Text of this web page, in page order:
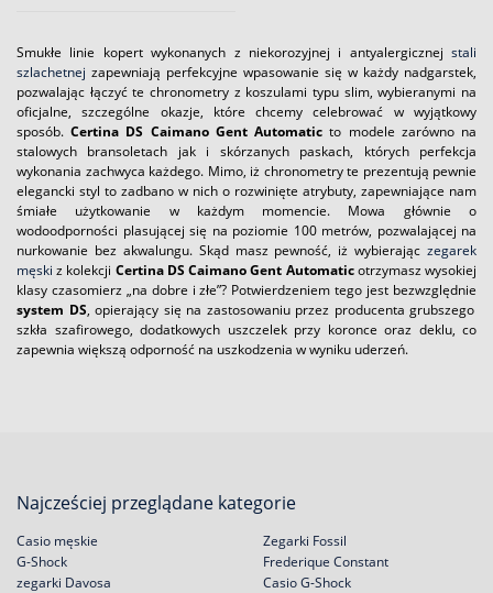
Smukłe linie kopert wykonanych z niekorozyjnej i antyalergicznej stali
szlachetnej zapewniają perfekcyjne wpasowanie się w każdy nadgarstek,
pozwalając łączyć te chronometry z koszulami typu slim, wybieranymi na
oficjalne, szczególne okazje, które chcemy celebrować w wyjątkowy
sposób.Certina DS Caimano Gent Automatic to modele zarówno na
stalowych bransoletach jak i skórzanych paskach, których perfekcja
wykonania zachwyca każdego. Mimo, iż chronometry te prezentują pewnie
elegancki styl to zadbano w nich o rozwinięte atrybuty, zapewniające nam
śmiałe użytkowanie w każdym momencie. Mowa głównie o
wodoodporności plasującej się na poziomie 100 metrów, pozwalającej na
nurkowanie bez akwalungu. Skąd masz pewność, iż wybierając zegarek
męski z kolekcji Certina DS Caimano Gent Automaticotrzymasz wysokiej
klasy czasomierz „na dobre i złe”? Potwierdzeniem tego jest bezwzględnie
system DS, opierający się na zastosowaniu przez producenta grubszego
szkła szafirowego, dodatkowych uszczelek przy koronce oraz deklu, co
zapewnia większą odporność na uszkodzenia w wyniku uderzeń.
Najcześciej przeglądane kategorie
Casio męskie
G-Shock
zegarki Davosa
Zegarki Fossil
Frederique Constant
Casio G-Shock